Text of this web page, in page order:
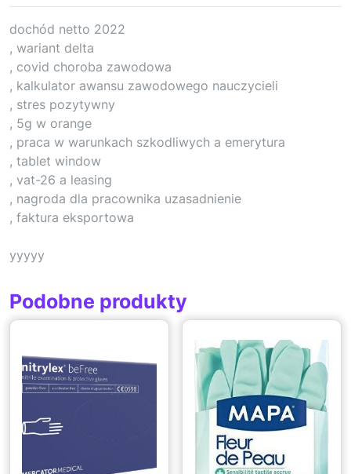
dochód netto 2022
, wariant delta
, covid choroba zawodowa
, kalkulator awansu zawodowego nauczycieli
, stres pozytywny
, 5g w orange
, praca w warunkach szkodliwych a emerytura
, tablet window
, vat-26 a leasing
, nagroda dla pracownika uzasadnienie
, faktura eksportowa
yyyyy
Podobne produkty